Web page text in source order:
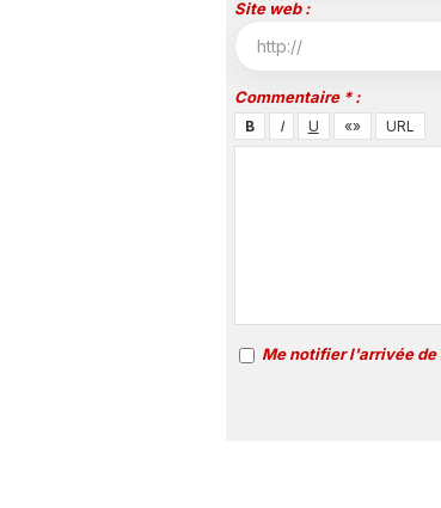
Site web :
Commentaire * :
Me notifier l'arrivée